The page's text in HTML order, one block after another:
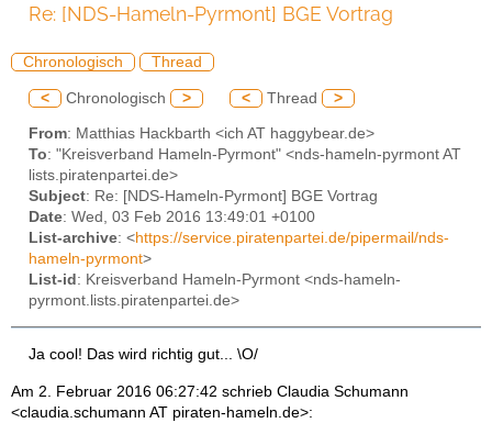
Re: [NDS-Hameln-Pyrmont] BGE Vortrag
Chronologisch Thread
< Chronologisch > < Thread >
From: Matthias Hackbarth <ich AT haggybear.de>
To: "Kreisverband Hameln-Pyrmont" <nds-hameln-pyrmont AT
lists.piratenpartei.de>
Subject: Re: [NDS-Hameln-Pyrmont] BGE Vortrag
Date: Wed, 03 Feb 2016 13:49:01 +0100
List-archive: <https://service.piratenpartei.de/pipermail/nds-
hameln-pyrmont>
List-id : Kreisverband Hameln-Pyrmont <nds-hameln-
pyrmont.lists.piratenpartei.de>
Ja cool! Das wird richtig gut... \O/
Am 2. Februar 2016 06:27:42 schrieb Claudia Schumann
<claudia.schumann AT piraten-hameln.de>: